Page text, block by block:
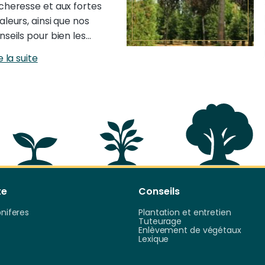
et aux fortes
ainsi que nos
pour bien les…
la suite
Conseils
Plantation et entretien
Tuteurage
Enlèvement de végétaux
Lexique